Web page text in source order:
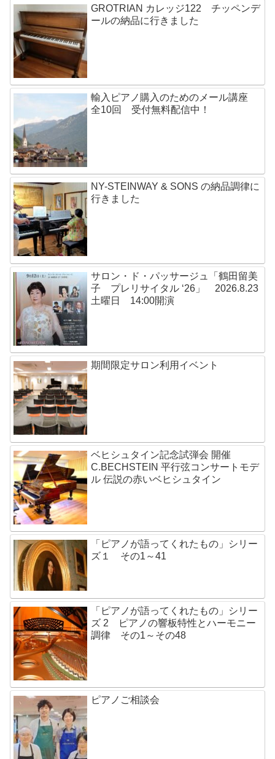
GROTRIAN カレッジ122 チッペンデ
ールの納品に行きました
輸入ピアノ購入のためのメール講座
全10回 受付無料配信中！
NY-STEINWAY & SONS の納品調律に
行きました
サロン・ド・パッサージュ「鶴田留美
子 プレリサイタル ‘26」 2026.8.23
土曜日 14:00開演
期間限定サロン利用イベント
ベヒシュタイン記念試弾会 開催
C.BECHSTEIN 平行弦コンサートモデ
ル 伝説の赤いベヒシュタイン
「ピアノが語ってくれたもの」シリー
ズ１ その1～41
「ピアノが語ってくれたもの」シリー
ズ 2 ピアノの響板特性とハーモニー
調律 その1～その48
ピアノご相談会